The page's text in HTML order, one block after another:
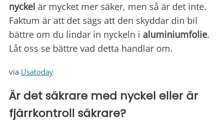
nyckel är mycket mer säker, men så är det inte.
Faktum är att det sägs att den skyddar din bil
bättre om du lindar in nyckeln i aluminiumfolie.
Låt oss se bättre vad detta handlar om.
via Usatoday
Är det säkrare med nyckel eller är
fjärrkontroll säkrare?